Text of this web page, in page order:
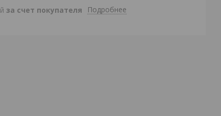
за счет покупателя Подробнее